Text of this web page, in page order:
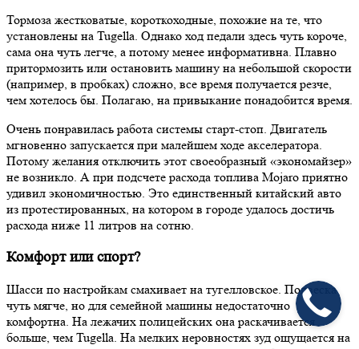
Тормоза жестковатые, короткоходные, похожие на те, что
установлены на Tugella. Однако ход педали здесь чуть короче,
сама она чуть легче, а потому менее информативна. Плавно
притормозить или остановить машину на небольшой скорости
(например, в пробках) сложно, все время получается резче,
чем хотелось бы. Полагаю, на привыкание понадобится время.
Очень понравилась работа системы старт-стоп. Двигатель
мгновенно запускается при малейшем ходе акселератора.
Потому желания отключить этот своеобразный «экономайзер»
не возникло. А при подсчете расхода топлива Mojaro приятно
удивил экономичностью. Это единственный китайский авто
из протестированных, на котором в городе удалось достичь
расхода ниже 11 литров на сотню.
Комфорт или спорт?
Шасси по настройкам смахивает на тугелловское. Подвеска
чуть мягче, но для семейной машины недостаточно
комфортна. На лежачих полицейских она раскачивается
больше, чем Tugella. На мелких неровностях зуд ощущается на